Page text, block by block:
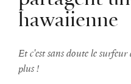
hawaiienne
Et c'est sans doute le
plus !